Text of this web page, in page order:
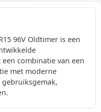
96V Oldtimer is een
combinatie van een
met moderne